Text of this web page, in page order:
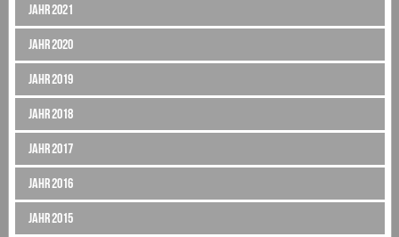
Jahr 2021
Jahr 2020
Jahr 2019
Jahr 2018
Jahr 2017
Jahr 2016
Jahr 2015